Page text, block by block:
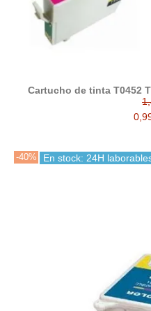
Cartucho de tinta T0452
-40% En stock: 24H